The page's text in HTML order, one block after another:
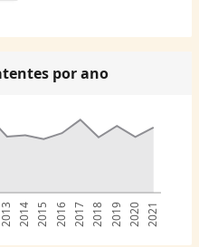
por ano
2013 2014 2015 2016 2017 2018 2019 2020 2021